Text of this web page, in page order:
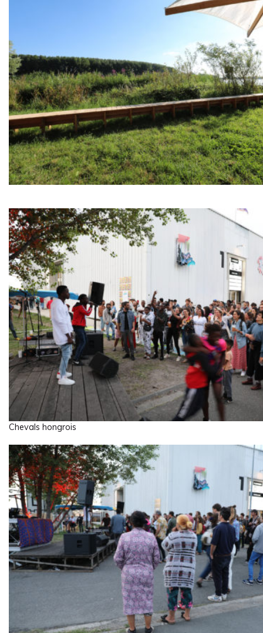
Chevals hongrois